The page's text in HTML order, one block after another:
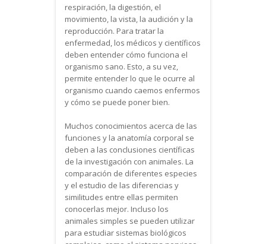
respiración, la digestión, el
movimiento, la vista, la audición y la
reproducción. Para tratar la
enfermedad, los médicos y científicos
deben entender cómo funciona el
organismo sano. Esto, a su vez,
permite entender lo que le ocurre al
organismo cuando caemos enfermos
y cómo se puede poner bien.
Muchos conocimientos acerca de las
funciones y la anatomía corporal se
deben a las conclusiones científicas
de la investigación con animales. La
comparación de diferentes especies
y el estudio de las diferencias y
similitudes entre ellas permiten
conocerlas mejor. Incluso los
animales simples se pueden utilizar
para estudiar sistemas biológicos